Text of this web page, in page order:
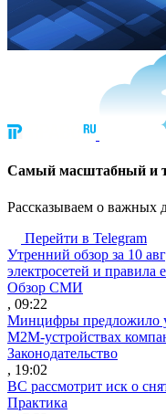
Cамый масштабный и
Рассказываем о важных
Перейти в Telegram
Утренний обзор за 10
электросетей и
Обзор СМИ
, 09:22
Минцифры предложило
M2M-устройствах
Законодательство
, 19:02
ВС рассмотрит иск о
Практика